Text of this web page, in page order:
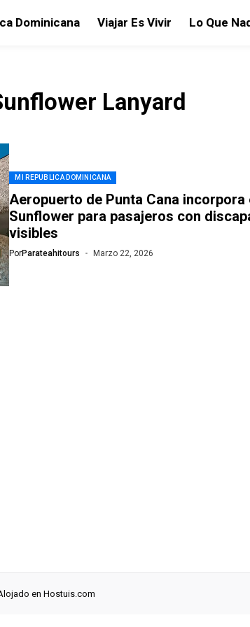
Dominicana Viajar Es Vivir Lo Que
Lanyard
MI REPUBLICA DOMINICANA
Aeropuerto de Punta Cana incorpora
Sunflower para pasajeros con
visibles
PorParateahitours Marzo 22, 2026
en Hostuis.com